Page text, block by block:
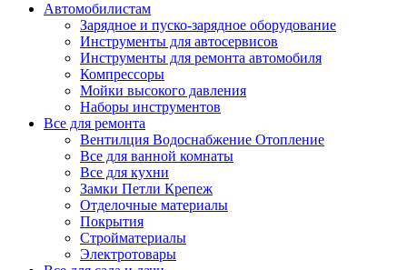
Автомобилистам
Зарядное и пуско-зарядное оборудование
Инструменты для автосервисов
Инструменты для ремонта автомобиля
Компрессоры
Мойки высокого давления
Наборы инструментов
Все для ремонта
Вентилция Водоснабжение Отопление
Все для ванной комнаты
Все для кухни
Замки Петли Крепеж
Отделочные материалы
Покрытия
Стройматериалы
Электротовары